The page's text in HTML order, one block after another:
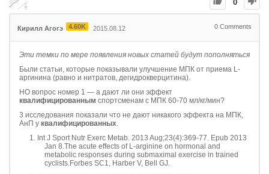
0
Кирилл Агогэ 4.60K 2015.08.12 0 Comments
Эти темки по мере появления новых статей будут пополняться
Были статьи, которые показывали улучшение МПК от приема L-
аргинина (равно и нитратов, дегидрокверцитина).
НО вопрос номер 1 — а дают ли они эффект
квалифицированным спортсменам с МПК 60-70 мл/кг/мин?
3 исследования показали что не дают никакого эффекта на МПК,
АнП у квалифицированных.
Int J Sport Nutr Exerc Metab. 2013 Aug;23(4):369-77. Epub 2013
Jan 8.The acute effects of L-arginine on hormonal and
metabolic responses during submaximal exercise in trained
cyclists.Forbes SC1, Harber V, Bell GJ.